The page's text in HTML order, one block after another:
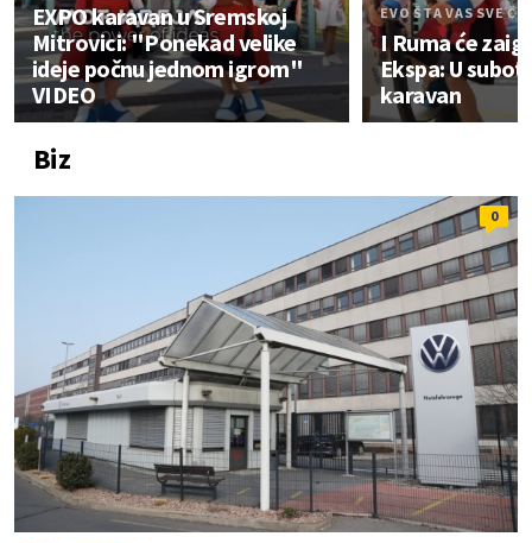
EXPO karavan u Sremskoj
Mitrovici: "Ponekad velike
ideje počnu jednom igrom"
VIDEO
EVO ŠTA VAS SVE
I Ruma će
Ekspa: U
karavan
Biz
0